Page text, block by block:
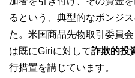
るという、典型的なポンジ
た。米国商品先物取引委員
は既にGiriに対して詐欺的投
行措置を講じています。